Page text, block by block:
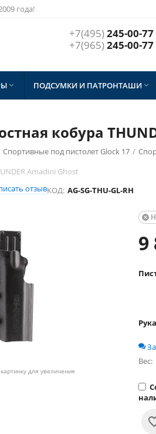
года!
+7(495)245-00-77
+7(965)245-00-77
 ПОДСУМКИ И ПАТРОНТАШИ 
кобура
Спортивные под пистолет Glock 17 /
Amadini Ghost
отзывКОД: AG-SG-THU-GL-RH
для увеличения

9
Вес: